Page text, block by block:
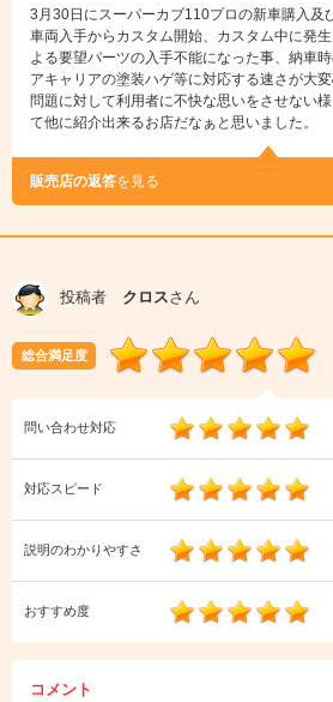
3月30日にスーパーカブ110プロの新車購入及
車両入手からカスタム開始、カスタム中に発
よる要望パーツの入手不能になった事、納車
アキャリアの塗装ハゲ等に対応する速さが大
問題に対して利用者に不快な思いをさせない
て他に紹介出来るお店だなぁと思いました。
販売店の返答を見る
投稿者 クロスさん
総合満足度
問い合わせ対応
対応スピード
説明のわかりやすさ
おすすめ度
コメント